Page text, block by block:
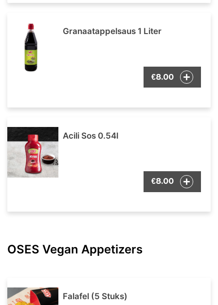
Granaatappelsaus 1 Liter
€8.00
Acili Sos 0.54l
€8.00
OSES Vegan Appetizers
Falafel (5 Stuks)